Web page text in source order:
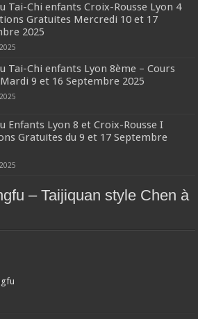
Tai-Chi enfants Croix-Rousse Lyon 4
Gratuites Mercredi 10 et 17
2025
Tai-Chi enfants Lyon 8ème – Cours
Mardi 9 et 16 Septembre 2025
Enfants Lyon 8 et Croix-Rousse I
Gratuites du 9 et 17 Septembre
– Taijiquan style Chen à